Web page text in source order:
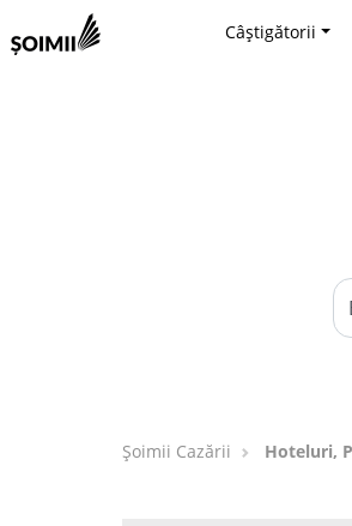
Câștigătorii
Șoimii Cazării Hoteluri,